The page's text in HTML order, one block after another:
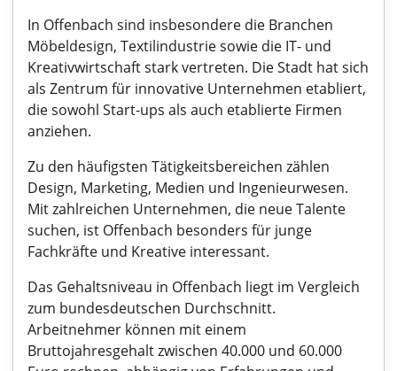
In Offenbach sind insbesondere die Branchen
Möbeldesign, Textilindustrie sowie die IT- und
Kreativwirtschaft stark vertreten. Die Stadt hat sich
als Zentrum für innovative Unternehmen etabliert,
die sowohl Start-ups als auch etablierte Firmen
anziehen.
Zu den häufigsten Tätigkeitsbereichen zählen
Design, Marketing, Medien und Ingenieurwesen.
Mit zahlreichen Unternehmen, die neue Talente
suchen, ist Offenbach besonders für junge
Fachkräfte und Kreative interessant.
Das Gehaltsniveau in Offenbach liegt im Vergleich
zum bundesdeutschen Durchschnitt.
Arbeitnehmer können mit einem
Bruttojahresgehalt zwischen 40.000 und 60.000